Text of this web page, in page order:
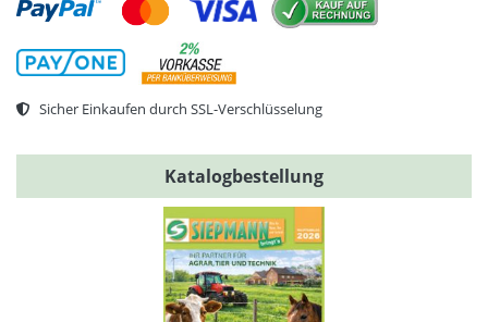
Sicher Einkaufen durch SSL-Verschlüsselung
Katalogbestellung